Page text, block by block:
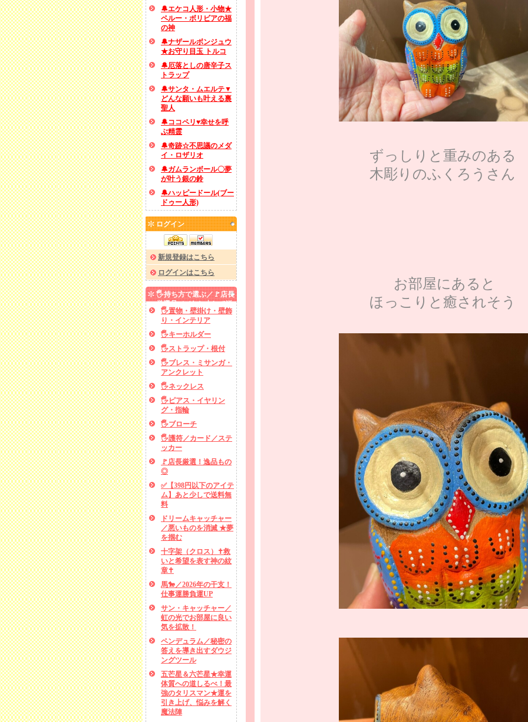
🔔エケコ人形・小物★
ペルー・ボリビアの福
の神
🔔ナザールボンジュウ
★お守り目玉 トルコ
🔔厄落としの唐辛子ス
トラップ
🔔サンタ・ムエルテ▼
どんな願いも叶える裏
聖人
🔔ココペリ♥幸せを呼
ぶ精霊
🔔奇跡☆不思議のメダ
イ・ロザリオ
🔔ガムランボール〇夢
が叶う銀の鈴
🔔ハッピードール(ブー
ドゥー人形)
ログイン
新規登録はこちら
ログインはこちら
🖐️持ち方で選ぶ／🚩店長
厳選品／✅あと少しで送
料無料
🖐️置物・壁掛け・壁飾
り・インテリア
🖐️キーホルダー
🖐️ストラップ・根付
🖐️ブレス・ミサンガ・
アンクレット
🖐️ネックレス
🖐️ピアス・イヤリン
グ・指輪
🖐️ブローチ
🖐️護符／カード／ステ
ッカー
🚩店長厳選！逸品もの
◎
✅【398円以下のアイテ
ム】あと少しで送料無
料
ドリームキャッチャー
／悪いものを消滅 ★夢
を掴む
十字架（クロス）✝救
いと希望を表す神の紋
章✝
馬🐎／2026年の干支！
仕事運勝負運UP
サン・キャッチャー／
虹の光でお部屋に良い
気を拡散！
ペンデュラム／秘密の
答えを導き出すダウジ
ングツール
五芒星＆六芒星★幸運
体質への道しるべ！最
強のタリスマン★運を
引き上げ、悩みを解く
魔法陣
ずっしりと重みのある
木彫りのふくろうさん
お部屋にあると
ほっこりと癒されそう